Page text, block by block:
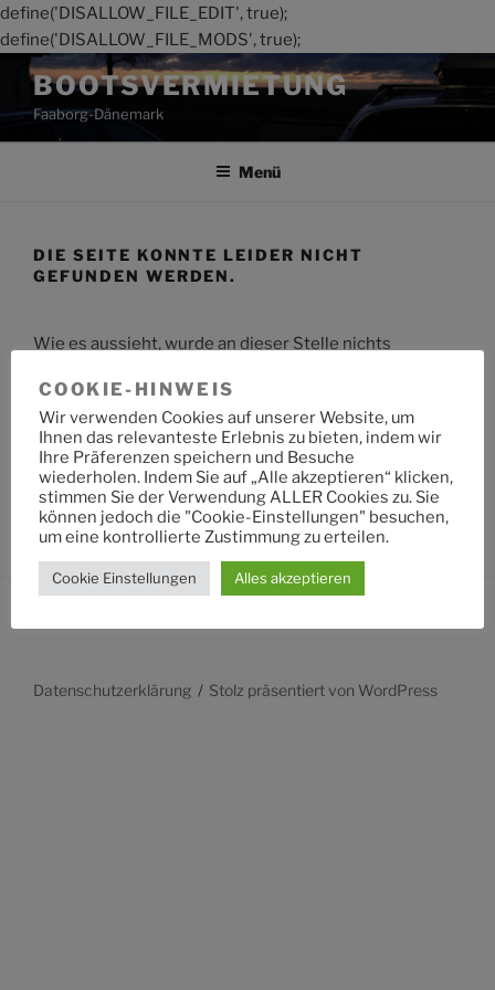
define('DISALLOW_FILE_EDIT', true);
define('DISALLOW_FILE_MODS', true);
Zum
Inhalt
springen
BOOTSVERMIETUNG
Faaborg-Dänemark
Menü
DIE SEITE KONNTE LEIDER NICHT
GEFUNDEN WERDEN.
Wie es aussieht, wurde an dieser Stelle nichts
Suche
nach:
Datenschutzerklärung Stolz präsentiert von WordPress
COOKIE-HINWEIS
Wir verwenden Cookies auf unserer Website, um
Ihnen das relevanteste Erlebnis zu bieten, indem wir
Ihre Präferenzen speichern und Besuche
wiederholen. Indem Sie auf „Alle akzeptieren“ klicken,
stimmen Sie der Verwendung ALLER Cookies zu. Sie
können jedoch die "Cookie-Einstellungen" besuchen,
um eine kontrollierte Zustimmung zu erteilen.
Cookie Einstellungen Alles akzeptieren